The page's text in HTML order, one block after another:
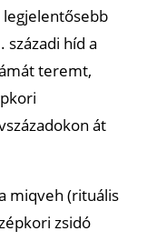
híd a
teremt,
át
miqveh (rituális
zsidó